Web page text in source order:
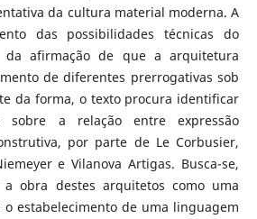
da cultura material moderna. A
das possibilidades técnicas do
da afirmação de que a arquitetura
de diferentes prerrogativas sob
da forma, o texto procura identificar
sobre a relação entre expressão
por parte de Le Corbusier,
e Vilanova Artigas. Busca-se,
a obra destes arquitetos como uma
o estabelecimento de uma linguagem